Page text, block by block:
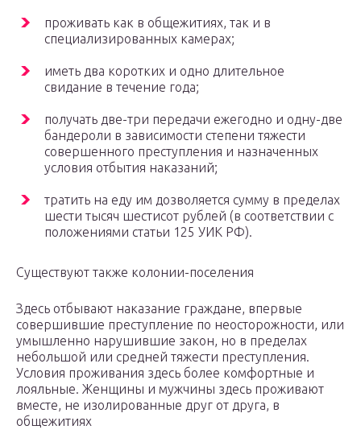
проживать как в общежитиях, так и в
специализированных камерах;
иметь два коротких и одно длительное
свидание в течение года;
получать две-три передачи ежегодно и одну-две
бандероли в зависимости степени тяжести
совершенного преступления и назначенных
условия отбытия наказаний;
тратить на еду им дозволяется сумму в пределах
шести тысяч шестисот рублей (в соответствии с
положениями статьи 125 УИК РФ).
Существуют также колонии-поселения
Здесь отбывают наказание граждане, впервые
совершившие преступление по неосторожности, или
умышленно нарушившие закон, но в пределах
небольшой или средней тяжести преступления.
Условия проживания здесь более комфортные и
лояльные. Женщины и мужчины здесь проживают
вместе, не изолированные друг от друга, в
общежитиях